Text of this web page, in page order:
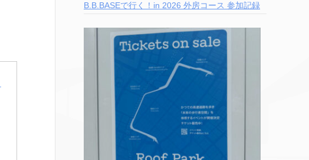
B.B.BASEで行く！in 2026 外房コース 参加記録